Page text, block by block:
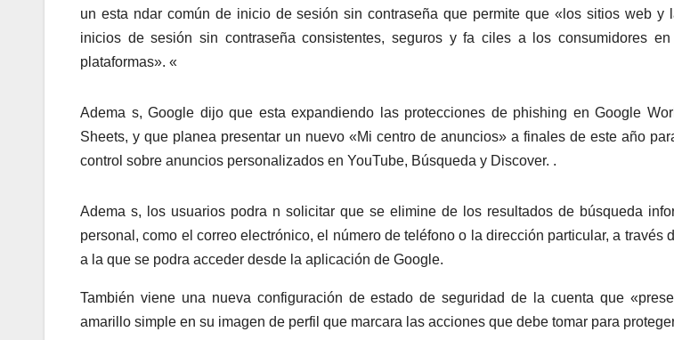
un esta ndar común de inicio de sesión sin contraseña que permite que «los sitios web y
inicios de sesión sin contraseña consistentes, seguros y fa ciles a los consumidores
plataformas». «
Adema s, Google dijo que esta expandiendo las protecciones de phishing en Google
Sheets, y que planea presentar un nuevo «Mi centro de anuncios» a finales de este año
control sobre anuncios personalizados en YouTube, Búsqueda y Discover. .
Adema s, los usuarios podra n solicitar que seelimine de los resultados de búsqueda
personal, como el correo electrónico, el número de teléfono o la dirección particular, a través
a la que se podra acceder desde la aplicación de Google.
También viene una nueva configuración de estado de seguridad de la cuenta que
amarillo simple en su imagen de perfil que marcara las acciones que debe tomar para